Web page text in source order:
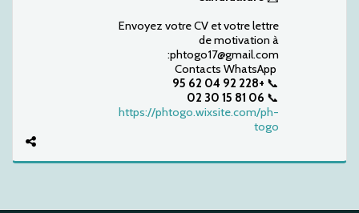
Envoyez votre CV et votre lettre
de motivation à
:phtogo17@gmail.com
📞
+228 92 04 62 95
📞
06 81 15 30 02
https://phtogo.wixsite.com/ph-
togo